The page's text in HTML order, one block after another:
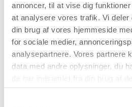
annoncer, til at vise dig
at analysere vores trafik. Vi deler
din brug af vores hjemmeside
for sociale medier,
analysepartnere. Vores partnere
data med andre oplysninger, du
Juleophæng i lyst træ –
stk.
Denne pakke indeholder 90
og leveres i seks forskellige
størrelse på 7–9 cm og en